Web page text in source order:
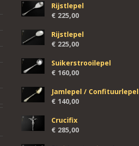
Rijstlepel
€ 225,00
Rijstlepel
€ 225,00
Suikerstrooilepel
€ 160,00
Jamlepel / Confituurlepel
€ 140,00
Crucifix
€ 285,00